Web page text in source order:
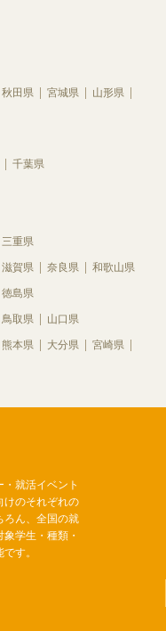
秋田県 宮城県
山形県
千葉県
三重県
滋賀県 奈良県 和歌山県
徳島県
鳥取県 山口県
熊本県 大分県
宮崎県
就活イベント
けのそれぞれの
ろん、全国の就
学生・種類・
す。